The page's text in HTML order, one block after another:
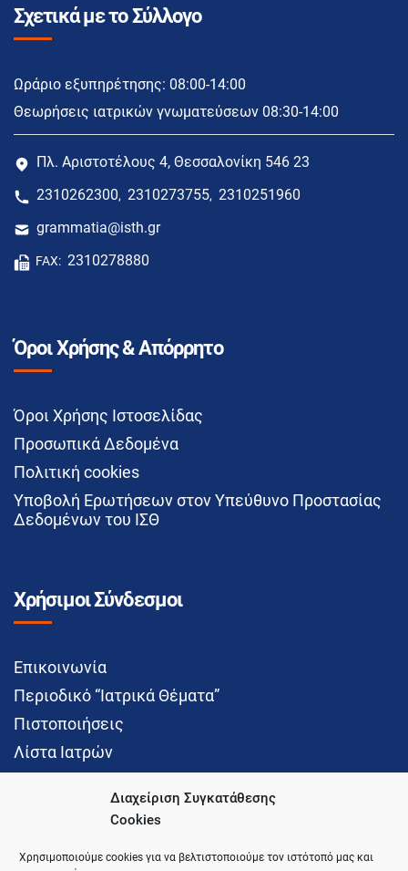
Διαχείριση Συγκατάθεσης
Cookies
Χρησιμοποιούμε cookies για να βελτιστοποιούμε τον ιστότοπό μας και
Σχετικά με το Σύλλογο
Ωράριο εξυπηρέτησης: 08:00-14:00
Θεωρήσεις ιατρικών γνωματεύσεων 08:30-14:00
Πλ. Αριστοτέλους 4, Θεσσαλονίκη 546 23
2310262300, 2310273755, 2310251960
grammatia@isth.gr
FAX: 2310278880
Όροι Χρήσης & Απόρρητο
Όροι Χρήσης Ιστοσελίδας
Προσωπικά Δεδομένα
Πολιτική cookies
Υποβολή Ερωτήσεων στον Υπεύθυνο Προστασίας
Δεδομένων του ΙΣΘ
Χρήσιμοι Σύνδεσμοι
Επικοινωνία
Περιοδικό “Ιατρικά Θέματα”
Πιστοποιήσεις
Λίστα Ιατρών
Social Media